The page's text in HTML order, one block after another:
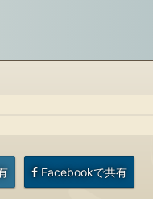
Facebookで共有